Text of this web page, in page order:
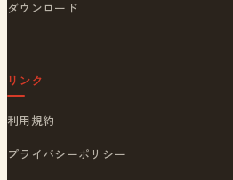
ダウンロード
リンク
利用規約
プライバシーポリシー